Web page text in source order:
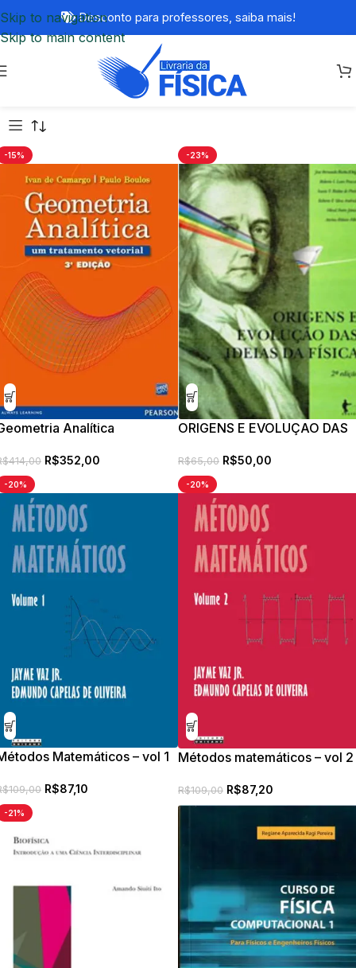
Skip to navigation
Skip to main content
Desconto para professores, saiba mais!
-15%
Analítica
414,00 R$352,00
-23%
ORIGENS E EVOLUÇAO DAS
R$65,00 R$50,00
-20%
Matemáticos – vol 1
109,00 R$87,10
-20%
Métodos matemáticos – vol 2
R$109,00 R$87,20
-21%